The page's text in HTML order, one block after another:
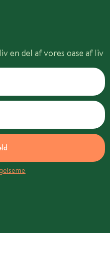
en del af vores oase af liv